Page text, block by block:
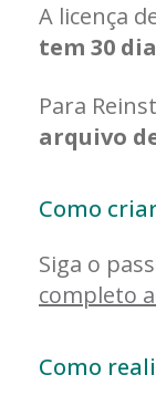
A licença
tem 30
Para
arquivo
Como
Siga o
completo
Como